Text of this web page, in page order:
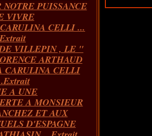
PUISSANCE
VIVRE
CELLI ...
Extrait
VILLEPIN , LE "
ARTHAUD
CARULINA CELLI
A UNE
A MONSIEUR
ET AUX
D'ESPAGNE